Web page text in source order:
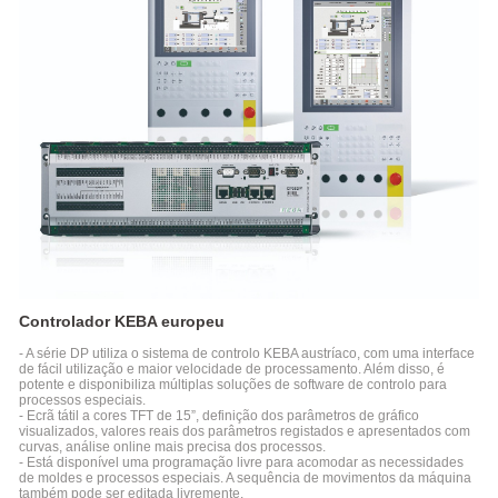
Capacitar a
Indústria
Soluções de
Fabrico
Inteligente
Soluções de
Automatização
Robótica
Máquina
de
moldagem
por
injeção
de
plástico
vertical
Máquina
de
Moldagem
Plástico
Série
VM
Aplicação
Embalagem
Peças
Controlador KEBA europeu
- A série DP utiliza o sistema de controlo KEBA austríaco, com uma interface
de fácil utilização e maior velocidade de processamento. Além disso, é
potente e disponibiliza múltiplas soluções de software de controlo para
processos especiais.
- Ecrã tátil a cores TFT de 15”, definição dos parâmetros de gráfico
visualizados, valores reais dos parâmetros registados e apresentados com
curvas, análise online mais precisa dos processos.
- Está disponível uma programação livre para acomodar as necessidades
de moldes e processos especiais. A sequência de movimentos da máquina
também pode ser editada livremente.